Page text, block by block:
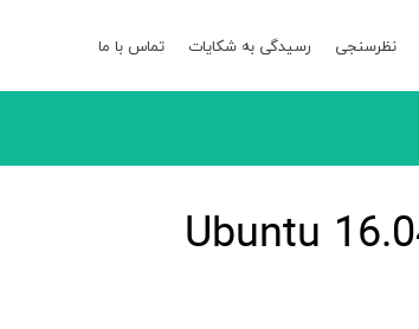
نظرسنجی رسیدگی به شکایات تماس با ما